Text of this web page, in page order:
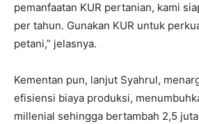
pemanfaatan KUR pertanian, kami
per tahun. Gunakan KUR untuk
petani,” jelasnya.
Kementan pun, lanjut Syahrul,
efisiensi biaya produksi,
millenial sehingga bertambah 2,5